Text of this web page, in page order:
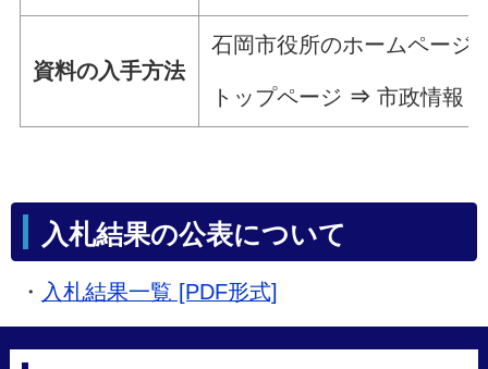
資料の入手方法
石岡市役所のホームページ
トップページ ⇒ 市政情報
入札結果の公表について
・ 入札結果一覧 [PDF形式]